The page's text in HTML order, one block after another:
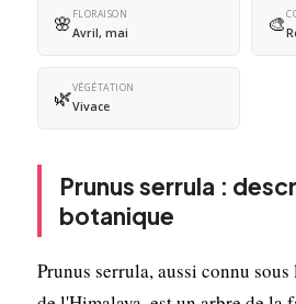
🌸 FLORAISON
Avril, mai 🎨
🌿VÉGÉTATION
Vivace
Prunus serrula :
botanique
Prunus serrula, aussi connu